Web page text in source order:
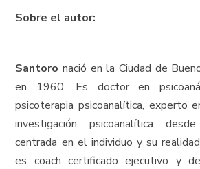
Sobre el autor:
Santoro nació en la Ciudad de
en 1960. Es doctor en
psicoterapia psicoanalítica, experto
investigación psicoanalítica
centrada en el individuo y su
es coach certificado ejecutivo y